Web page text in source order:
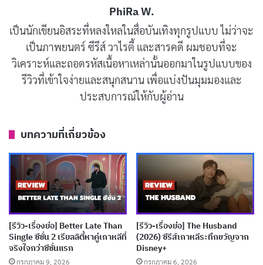
“คนดี” ผู้ที่ต่อสู้กับกลุ่มที่ร้ายกว่า ซึ่งแสดงถึงปัญหาของการ
เล่าเรื่องที่ดูเหมือนจะทำให้ซับซ้อนขึ้นเพื่อสร้างความน่า
สนใจ
ซีรีส์นี้เน้นที่การแสดงของนักแสดงหลัก โดยเฉพาะ BIBI
ที่มารับบท Jae-hee ผู้หญิงที่ต้องเผชิญกับความยากลำบาก
บุคลิกซับซ้อนและแอบแฝงความรุนแรงแต่ก็มีความอ่อน
โยนบางมุม การนำเสนอของตัวละครหลักมีความชัดเจน แต่
บางครั้งการเล่าเรื่องก็ดูเหมือนจะยึดติดกับความเป็นฮีโร่
มากเกินไป ทำให้ตัวละครขาดความลึกในเชิงจิตวิทยา
บทความที่เกี่ยวข้อง
[รีวิว-เรื่องย่อ] Spooky in Love (2026) ทายาทเห็น
PhiRa W.
เป็นนักเขียนอิสระที่หลงใหลในสื่อบันเทิงทุกรูปแบบ ไม่ว่าจะ
เป็นภาพยนตร์ ซีรีส์ วาไรตี้ และสารคดี ผมชอบที่จะ
วิเคราะห์และถอดรหัสเนื้อหาเหล่านั้นออกมาในรูปแบบของ
รีวิวที่เข้าใจง่ายและสนุกสนาน เพื่อแบ่งปันมุมมองและ
ประสบการณ์ให้กับผู้อ่าน
บทความที่เกี่ยวข้อง
[รีวิว-เรื่องย่อ] Better Late Than
Single ซีซั่น 2 เรียลลิตี้หาคู่เกาหลีที่
จริงใจกว่าซีซั่นแรก
กรกฎาคม 9, 2026
[รีวิว-เรื่องย่อ] The Husband
(2026) ซีรีส์เกาหลีระทึกขวัญจาก
Disney+
กรกฎาคม 6, 2026